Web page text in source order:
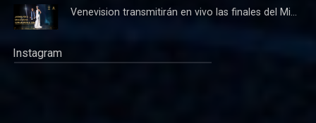
Venevision transmitirán en vivo las finales del Mi...
Instagram